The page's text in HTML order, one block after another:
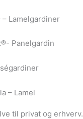
– Lamelgardiner
Panelgardin
– Lamel
til privat og erhverv.